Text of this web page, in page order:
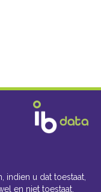
indien u dat toestaat,
en niet toestaat.